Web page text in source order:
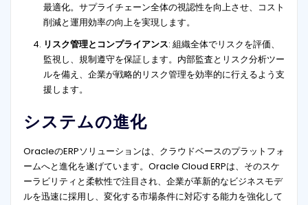
最適化。サプライチェーン全体の視認性を向上させ、コスト
削減と運用効率の向上を実現します。
リスク管理とコンプライアンス: 組織全体でリスクを評価、
監視し、規制遵守を保証します。内部監査とリスク分析ツー
ルを備え、企業が戦略的リスク管理を効率的に行えるよう支
援します。
システムの進化
OracleのERPソリューションは、クラウドベースのプラットフォ
ームへと進化を遂げています。Oracle Cloud ERPは、そのスケ
ーラビリティと柔軟性で注目され、企業が革新的なビジネスモデ
ルを迅速に採用し、変化する市場条件に対応する能力を強化して